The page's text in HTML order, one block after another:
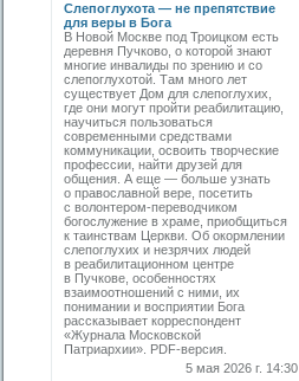
Слепоглухота — не препятствие
для веры в Бога
В Новой Москве под Троицком есть
деревня Пучково, о которой знают
многие инвалиды по зрению и со
слепоглухотой. Там много лет
существует Дом для слепоглухих,
где они могут пройти реабилитацию,
научиться пользоваться
современными средствами
коммуникации, освоить творческие
профессии, найти друзей для
общения. А еще — больше узнать
о православной вере, посетить
с волонтером-переводчиком
богослужение в храме, приобщиться
к таинствам Церкви. Об окормлении
слепоглухих и незрячих людей
в реабилитационном центре
в Пучкове, особенностях
взаимоотношений с ними, их
понимании и восприятии Бога
рассказывает корреспондент
«Журнала Московской
Патриархии». PDF-версия.
5 мая 2026 г. 14:30